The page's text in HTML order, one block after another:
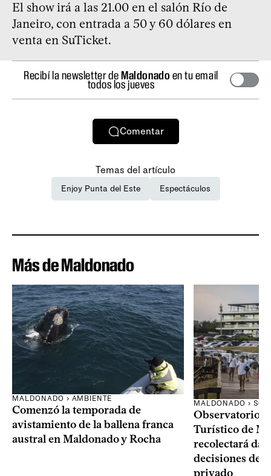
El show irá a las 21.00 en el salón Río de
Janeiro, con entrada a 50 y 60 dólares en
venta en SuTicket.
Recibí la newsletter deMaldonado en tu email
todos los jueves
Comentar
Temas del artículo
Enjoy Punta del Este Espectáculos
Más de Maldonado
MALDONADO › AMBIENTE
Comenzó la temporada de
avistamiento de la ballena franca
austral en Maldonado y Rocha
MALDONADO ›
Observatorio
Turístico de
recolectará
decisiones del
privado